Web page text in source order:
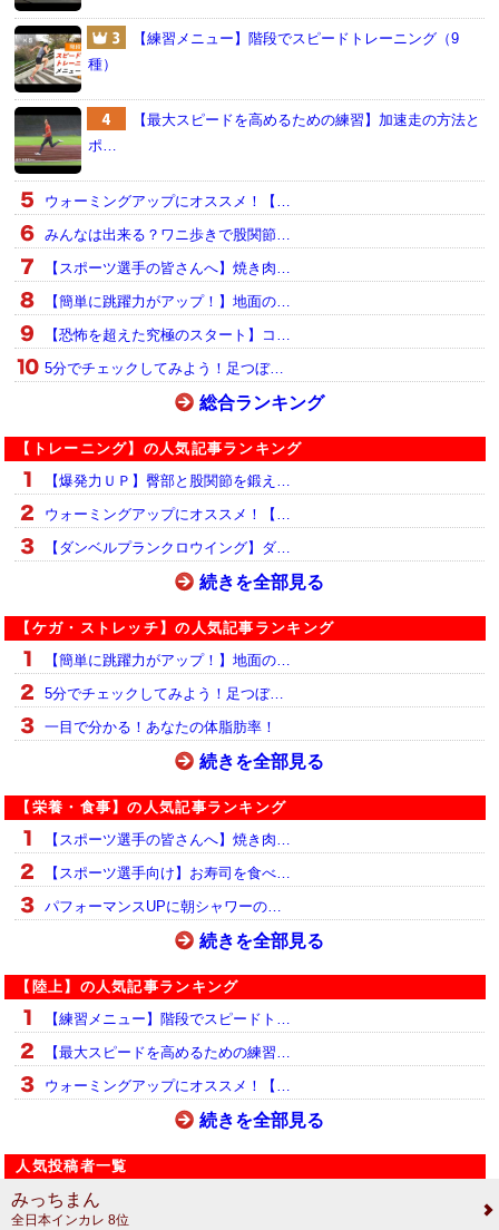
【練習メニュー】階段でスピードトレーニング（9
種）
【最大スピードを高めるための練習】加速走の方法と
ポ…
ウォーミングアップにオススメ！【…
みんなは出来る？ワニ歩きで股関節…
【スポーツ選手の皆さんへ】焼き肉…
【簡単に跳躍力がアップ！】地面の…
【恐怖を超えた究極のスタート】コ…
5分でチェックしてみよう！足つぼ…
総合ランキング
【トレーニング】の人気記事ランキング
【爆発力ＵＰ】臀部と股関節を鍛え…
ウォーミングアップにオススメ！【…
【ダンベルプランクロウイング】ダ…
続きを全部見る
【ケガ・ストレッチ】の人気記事ランキング
【簡単に跳躍力がアップ！】地面の…
5分でチェックしてみよう！足つぼ…
一目で分かる！あなたの体脂肪率！
続きを全部見る
【栄養・食事】の人気記事ランキング
【スポーツ選手の皆さんへ】焼き肉…
【スポーツ選手向け】お寿司を食べ…
パフォーマンスUPに朝シャワーの…
続きを全部見る
【陸上】の人気記事ランキング
【練習メニュー】階段でスピードト…
【最大スピードを高めるための練習…
ウォーミングアップにオススメ！【…
続きを全部見る
人気投稿者一覧
みっちまん
全日本インカレ 8位